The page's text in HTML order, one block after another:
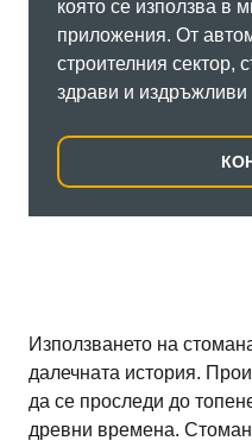
която се използва в
приложения. От
строителния сектор,
здрави и издръжливи
Използването на
далечната история.
да се проследи до
древни времена.